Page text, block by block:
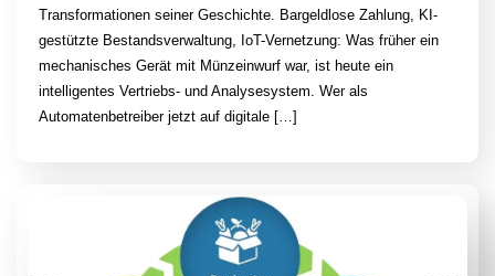
Transformationen seiner Geschichte. Bargeldlose Zahlung, KI-
gestützte Bestandsverwaltung, IoT-Vernetzung: Was früher ein
mechanisches Gerät mit Münzeinwurf war, ist heute ein
intelligentes Vertriebs- und Analysesystem. Wer als
Automatenbetreiber jetzt auf digitale […]